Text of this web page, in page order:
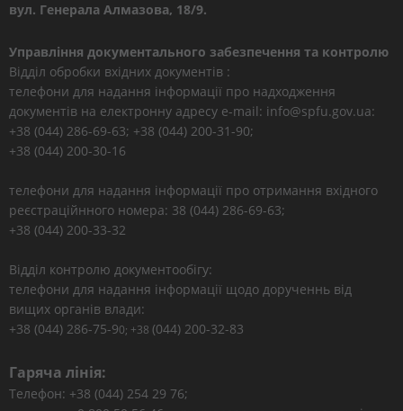
вул. Генерала Алмазова, 18/9.
Управління документального забезпечення та контролю
Відділ обробки вхідних документів :
телефони для надання інформації про надходження
документів на електронну адресу e-mail: info@spfu.gov.ua:
+38 (044) 286-69-63; +38 (044) 200-31-90;
+38 (044) 200-30-16
телефони для надання інформації про отримання вхідного
реєстраційнного номера: 38 (044) 286-69-63;
+38 (044) 200-33-32
Відділ контролю документообігу:
телефони для надання інформації щодо дорученнь від
вищих органів влади:
+38 (044) 286-75-90; +38 (044) 200-32-83
Гаряча лінія:
Телефон: +38 (044) 254 29 76;